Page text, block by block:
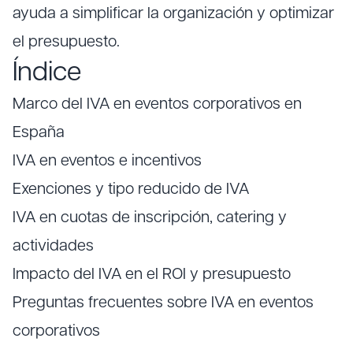
ayuda a simplificar la organización y optimizar
el presupuesto.
Índice
Marco del IVA en eventos corporativos en
España
IVA en eventos e incentivos
Exenciones y tipo reducido de IVA
IVA en cuotas de inscripción, catering y
actividades
Impacto del IVA en el ROI y presupuesto
Preguntas frecuentes sobre IVA en eventos
corporativos